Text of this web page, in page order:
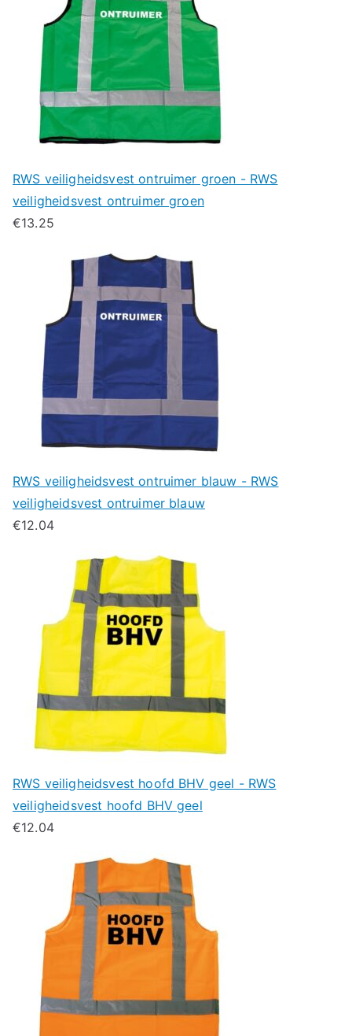
RWS veiligheidsvest ontruimer groen - RWS
veiligheidsvest ontruimer groen
€13.25
RWS veiligheidsvest ontruimer blauw - RWS
veiligheidsvest ontruimer blauw
€12.04
RWS veiligheidsvest hoofd BHV geel - RWS
veiligheidsvest hoofd BHV geel
€12.04